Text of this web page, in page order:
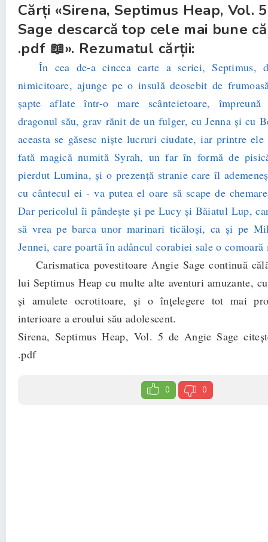
Cărți «Sirena, Septimus Heap, Vol.
Sage descarcă top cele mai bune
.pdf 📖». Rezumatul cărții:
În cea de-a cincea carte a seriei, Septimus,
nimicitoare, ajunge pe o insulă deosebit de
șapte aflate într-o mare scânteietoare, împreună
dragonul său, grav rănit de un fulger, cu Jenna și cu
aceasta se găsesc niște lucruri ciudate, iar printre
fată magică numită Syrah, un far în formă de
pierdut Lumina, și o prezență stranie care îl
cu cântecul ei - va putea el oare să scape de
Dar pericolul îi pândește și pe Lucy și Băiatul Lup,
să vrea pe barca unor marinari ticăloși, ca și pe
Jennei, care poartă în adâncul corabiei sale o comoară
Carismatica povestitoare Angie Sage continuă
lui Septimus Heap cu multe alte aventuri amuzante,
și amulete ocrotitoare, și o înțelegere tot mai
interioare a eroului său adolescent.
Sirena, Septimus Heap, Vol. 5 de Angie Sage
.pdf
0 0